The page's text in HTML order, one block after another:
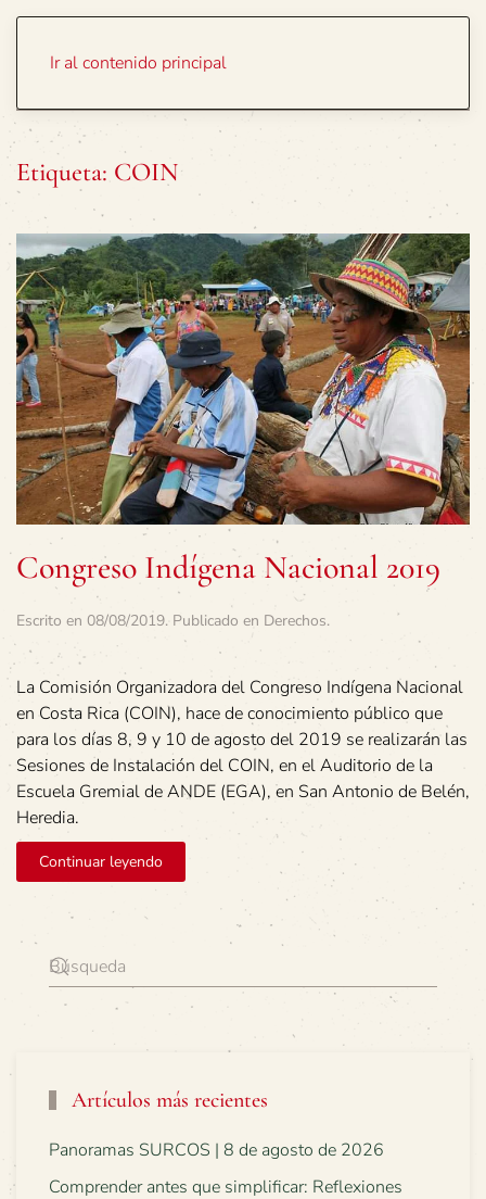
Ir al contenido principal
Etiqueta: COIN
Congreso Indígena Nacional 2019
Escrito en 08/08/2019. Publicado en Derechos.
La Comisión Organizadora del Congreso Indígena Nacional
en Costa Rica (COIN), hace de conocimiento público que
para los días 8, 9 y 10 de agosto del 2019 se realizarán las
Sesiones de Instalación del COIN, en el Auditorio de la
Escuela Gremial de ANDE (EGA), en San Antonio de Belén,
Heredia.
Continuar leyendo
Artículos más recientes
Panoramas SURCOS | 8 de agosto de 2026
Comprender antes que simplificar: Reflexiones